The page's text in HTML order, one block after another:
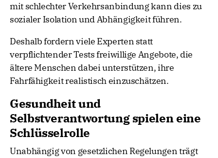
mit schlechter Verkehrsanbindung kann dies zu
sozialer Isolation und Abhängigkeit führen.
Deshalb fordern viele Experten statt
verpflichtender Tests freiwillige Angebote, die
ältere Menschen dabei unterstützen, ihre
Fahrfähigkeit realistisch einzuschätzen.
Gesundheit und
Selbstverantwortung spielen eine
Schlüsselrolle
Unabhängig von gesetzlichen Regelungen trägt